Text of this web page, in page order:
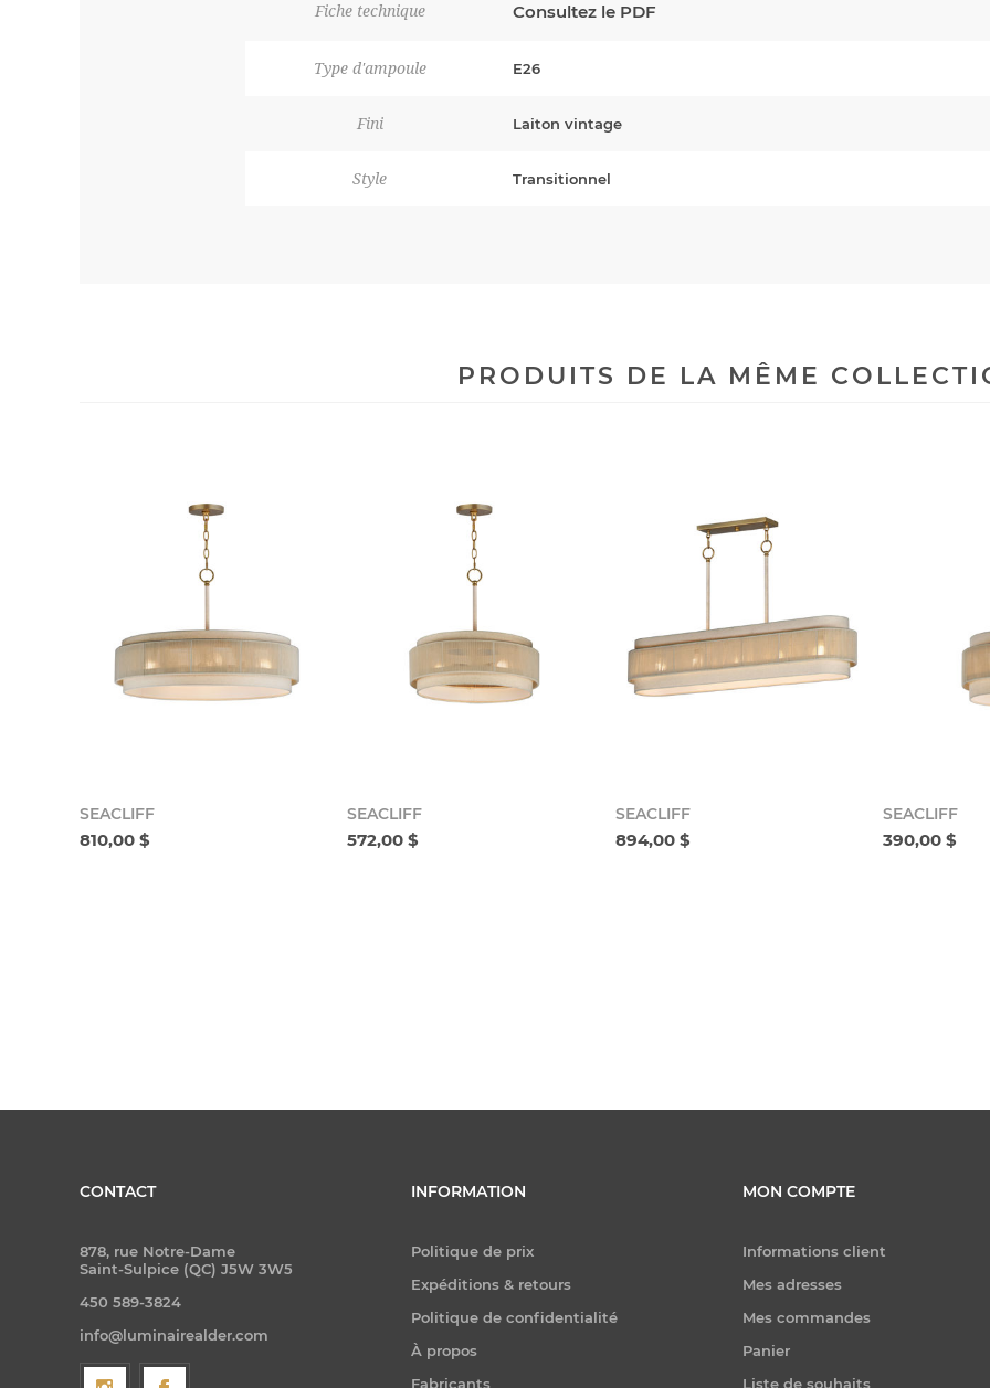
Fiche technique Consultez le PDF
Type d'ampoule E26
Fini Laiton vintage
Style Transitionnel
PRODUITS DE LA MÊME
SEACLIFF
810,00 $
SEACLIFF
572,00 $
SEACLIFF
894,00 $
SEACLIFF
390,00 $
CONTACT
878, rue Notre-Dame
Saint-Sulpice (QC) J5W 3W5
450 589-3824
info@luminairealder.com
INFORMATION
Politique de prix
Expéditions & retours
Politique de confidentialité
À propos
Fabricants
MON COMPTE
Informations client
Mes adresses
Mes commandes
Panier
Liste de souhaits